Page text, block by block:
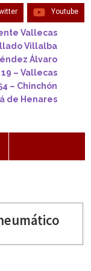
Youtube
Vallecas
Villalba
Álvaro
– Chinchón
de Henares